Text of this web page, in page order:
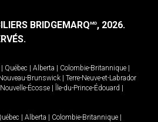
BRIDGEMARQMD, 2026.
| Québec | Alberta | Colombie-Britannique |
Brunswick | Terre-Neuve-et-Labrador
Nouvelle-Écosse | Île-du-Prince-Édouard |
| Alberta | Colombie-Britannique |